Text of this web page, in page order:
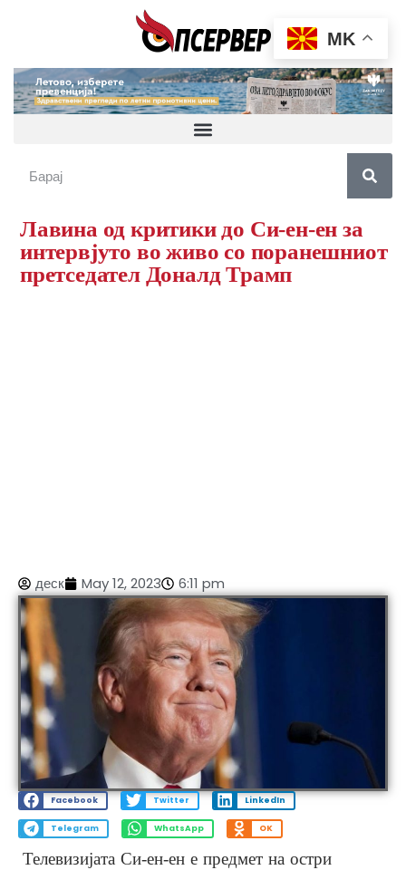
Лавина од критики до Си-ен-ен за
интервјуто во живо со поранешниот
претседател Доналд Трамп
деск May 12, 2023 6:11 pm
Facebook Twitter LinkedIn
Telegram WhatsApp OK
Телевизијата Си-ен-ен е предмет на остри
MK